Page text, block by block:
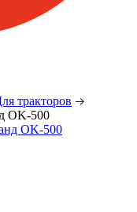
тракторов
OK-500